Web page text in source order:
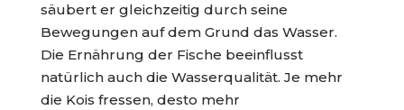
säubert er gleichzeitig durch seine
Bewegungen auf dem Grund das Wasser.
Die Ernährung der Fische beeinflusst
natürlich auch die Wasserqualität. Je mehr
die Kois fressen, desto mehr